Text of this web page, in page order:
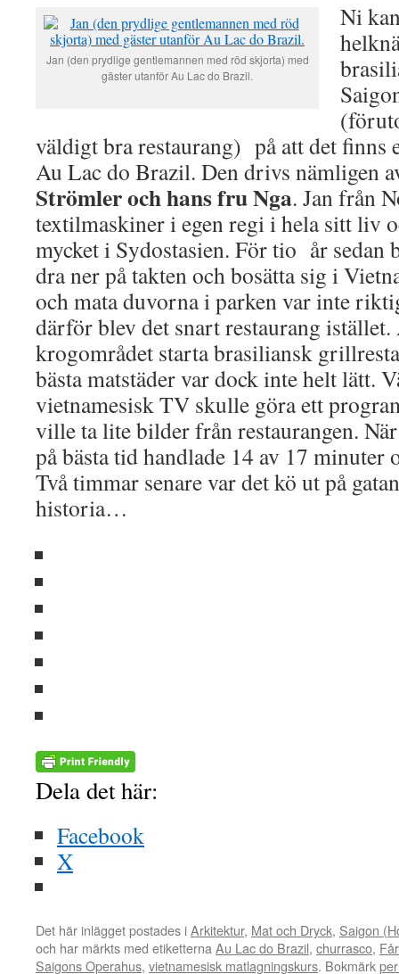
Jan (den prydlige gentlemannen med röd skjorta) med
gäster utanför Au Lac do Brazil.
Ni
väldigt bra restaurang) på att det finns
Au Lac do Brazil. Den drivs nämligen
Strömler och hans fru Nga. Jan från
textilmaskiner i egen regi i hela sitt liv
mycket i Sydostasien. För tio år sedan
dra ner på takten och bosätta sig i
och mata duvorna i parken var inte
därför blev det snart restaurang
krogområdet starta brasiliansk
bästa matstäder var dock inte helt lätt.
vietnamesisk TV skulle göra ett
ville ta lite bilder från restaurangen.
på bästa tid handlade 14 av 17 minuter
Två timmar senare var det kö ut på
historia…
Dela det här:
Facebook
X
Det här inlägget postades iArkitektur, Mat och Dryck, Saigon
och har märkts med etiketterna Au Lac do Brazil, churrasco,
Saigons Operahus, vietnamesisk matlagningskurs. Bokmärk